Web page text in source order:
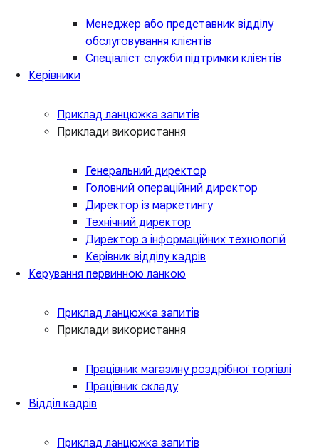
Менеджер або представник відділу
обслуговування клієнтів
Спеціаліст служби підтримки клієнтів
Керівники
Приклад ланцюжка запитів
Приклади використання
Генеральний директор
Головний операційний директор
Директор із маркетингу
Технічний директор
Директор з інформаційних технологій
Керівник відділу кадрів
Керування первинною ланкою
Приклад ланцюжка запитів
Приклади використання
Працівник магазину роздрібної торгівлі
Працівник складу
Відділ кадрів
Приклад ланцюжка запитів